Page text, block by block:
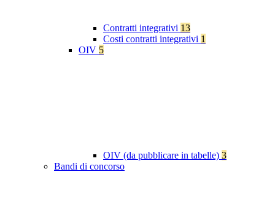
Contratti integrativi 13
Costi contratti integrativi 1
OIV 5
OIV (da pubblicare in tabelle) 3
Bandi di concorso